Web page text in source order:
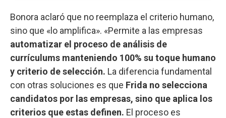
Bonora aclaró que no reemplaza el criterio humano,
sino que «lo amplifica». «Permite a las empresas
automatizar el proceso de análisis de
currículums manteniendo 100% su toque humano
y criterio de selección. La diferencia fundamental
con otras soluciones es que Frida no selecciona
candidatos por las empresas, sino que aplica los
criterios que estas definen. El proceso es